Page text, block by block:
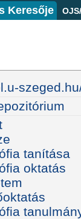
Keresője
tanítása
oktatás